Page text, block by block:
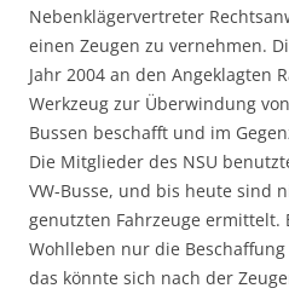
Nebenklägervertreter
einen Zeugen zu vernehmen.
Jahr 2004 an den Angeklagten
Werkzeug zur Überwindung
Bussen beschafft und im
Die Mitglieder des NSU
VW-Busse, und bis heute sind
genutzten Fahrzeuge ermittelt.
Wohlleben nur die
das könnte sich nach der